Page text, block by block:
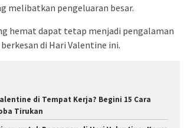
melibatkan pengeluaran besar.
hemat dapat tetap menjadi pengalaman
di Hari Valentine ini.
di Tempat Kerja? Begini 15 Cara
Tirukan